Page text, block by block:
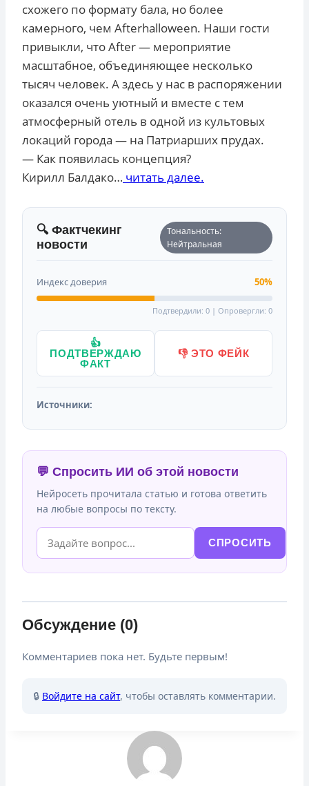
схожего по формату бала, но более
камерного, чем Afterhalloween. Наши гости
привыкли, что After — мероприятие
масштабное, объединяющее несколько
тысяч человек. А здесь у нас в распоряжении
оказался очень уютный и вместе с тем
атмосферный отель в одной из культовых
локаций города — на Патриарших прудах.
— Как появилась концепция?
Кирилл Балдако… читать далее.
🔍 Фактчекинг
новости
Тональность:
Нейтральная
Индекс доверия 50%
Подтвердили: 0 | Опровергли: 0
👍
ПОДТВЕРЖДАЮ
ФАКТ
👎 ЭТО ФЕЙК
Источники:
💬 Спросить ИИ об этой новости
Нейросеть прочитала статью и готова ответить
на любые вопросы по тексту.
СПРОСИТЬ
Обсуждение (0)
Комментариев пока нет. Будьте первым!
🔒 Войдите на сайт, чтобы оставлять комментарии.